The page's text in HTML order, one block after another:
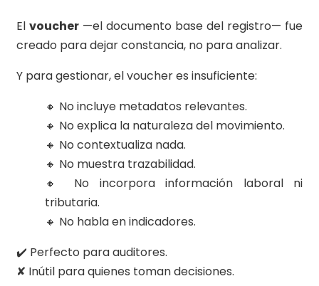
El voucher —el documento base del registro— fue
creado para dejar constancia, no para analizar.
Y para gestionar, el voucher es insuficiente:
🔸 No incluye metadatos relevantes.
🔸 No explica la naturaleza del movimiento.
🔸 No contextualiza nada.
🔸 No muestra trazabilidad.
🔸 No incorpora información laboral ni
tributaria.
🔸 No habla en indicadores.
✔️ Perfecto para auditores.
✘ Inútil para quienes toman decisiones.